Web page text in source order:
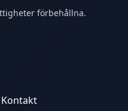
förbehållna.
Kontakt